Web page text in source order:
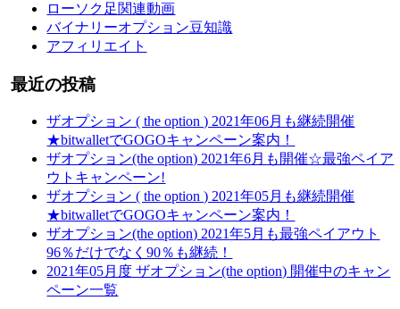
ローソク足関連動画
バイナリーオプション豆知識
アフィリエイト
最近の投稿
ザオプション ( the option ) 2021年06月も継続開催
★bitwalletでGOGOキャンペーン案内！
ザオプション(the option) 2021年6月も開催☆最強ペイア
ウトキャンペーン!
ザオプション ( the option ) 2021年05月も継続開催
★bitwalletでGOGOキャンペーン案内！
ザオプション(the option) 2021年5月も最強ペイアウト
96％だけでなく90％も継続！
2021年05月度 ザオプション(the option) 開催中のキャン
ペーン一覧